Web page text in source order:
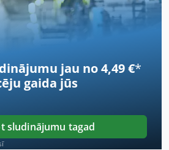
jau no 4,49 €*
gaida jūs
sludinājumu tagad